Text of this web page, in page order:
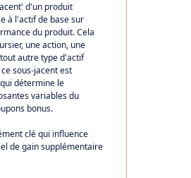
d'un produit
à l'actif de base sur
du produit. Cela
une action, une
autre type d'actif
sous-jacent est
détermine le
variables du
bonus.
clé qui influence
de gain supplémentaire